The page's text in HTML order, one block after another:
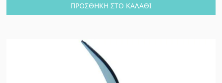
ΠΡΟΣΘΉΚΗ ΣΤΟ ΚΑΛΆΘΙ